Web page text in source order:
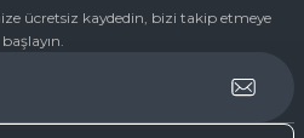
ücretsiz kaydedin, bizi takip etmeye
başlayın.